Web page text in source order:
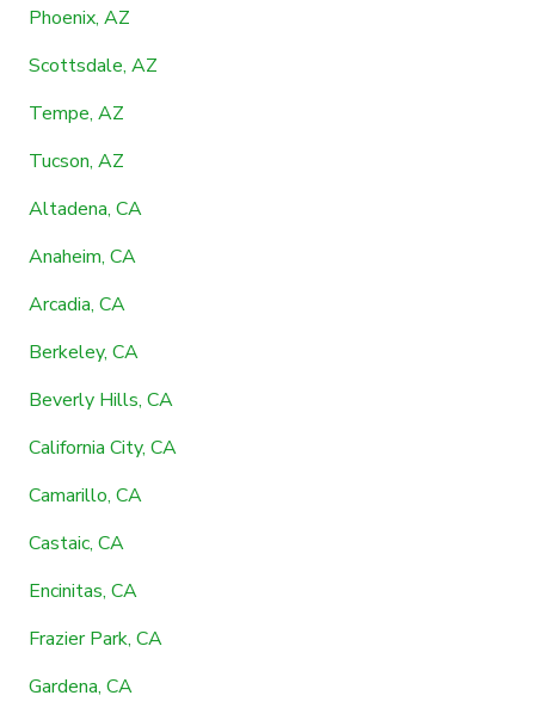
Phoenix, AZ
Scottsdale, AZ
Tempe, AZ
Tucson, AZ
Altadena, CA
Anaheim, CA
Arcadia, CA
Berkeley, CA
Beverly Hills, CA
California City, CA
Camarillo, CA
Castaic, CA
Encinitas, CA
Frazier Park, CA
Gardena, CA